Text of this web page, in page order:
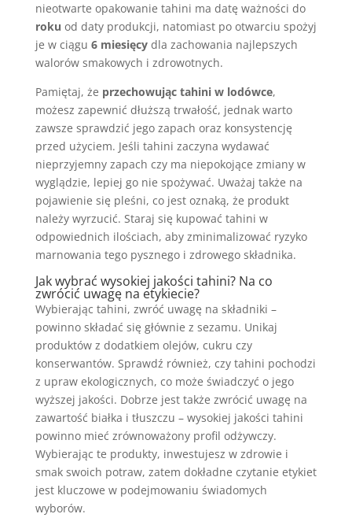
nieotwarte opakowanie tahini ma datę ważności do
roku od daty produkcji, natomiast po otwarciu spożyj
je w ciągu 6 miesięcydla zachowania najlepszych
walorów smakowych i zdrowotnych.
Pamiętaj, że przechowując tahini w lodówce,
możesz zapewnić dłuższą trwałość, jednak warto
zawsze sprawdzić jego zapach oraz konsystencję
przed użyciem. Jeśli tahini zaczyna wydawać
nieprzyjemny zapach czy ma niepokojące zmiany w
wyglądzie, lepiej go nie spożywać. Uważaj także na
pojawienie się pleśni, co jest oznaką, że produkt
należy wyrzucić. Staraj się kupować tahini w
odpowiednich ilościach, aby zminimalizować ryzyko
marnowania tego pysznego i zdrowego składnika.
Jak wybrać wysokiej jakości tahini? Na co
zwrócić uwagę na etykiecie?
Wybierając tahini, zwróć uwagę na składniki –
powinno składać się głównie z sezamu. Unikaj
produktów z dodatkiem olejów, cukru czy
konserwantów. Sprawdź również, czy tahini pochodzi
z upraw ekologicznych, co może świadczyć o jego
wyższej jakości. Dobrze jest także zwrócić uwagę na
zawartość białka i tłuszczu – wysokiej jakości tahini
powinno mieć zrównoważony profil odżywczy.
Wybierając te produkty, inwestujesz w zdrowie i
smak swoich potraw, zatem dokładne czytanie etykiet
jest kluczowe w podejmowaniu świadomych
wyborów.